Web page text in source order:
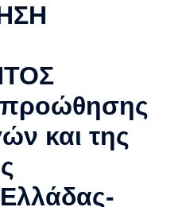
και της